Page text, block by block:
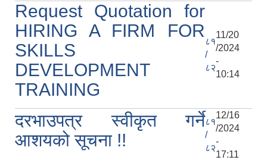
Request Quotation for
HIRING A FIRM FOR
SKILLS
DEVELOPMENT
TRAINING
८१
/
८२
11/20
/2024
-
10:14
दरभाउपत्र स्वीकृत गर्ने
आशयको सूचना !!
८१
/
८२
12/16
/2024
-
17:11